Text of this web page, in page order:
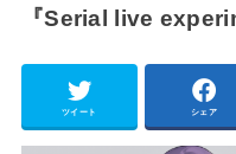
『Serial live
ツイート シェア